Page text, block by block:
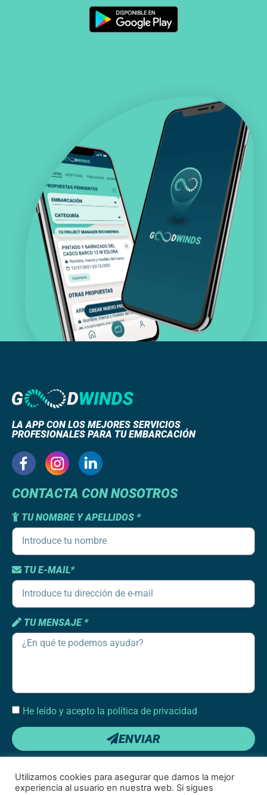
LA APP CON LOS MEJORES SERVICIOS
PROFESIONALES PARA TU EMBARCACIÓN
CONTACTA CON NOSOTROS
TU NOMBRE Y APELLIDOS *
TU E-MAIL*
TU MENSAJE *
He leído y acepto la política de privacidad
ENVIAR
Utilizamos cookies para asegurar que damos la mejor
experiencia al usuario en nuestra web. Si sigues